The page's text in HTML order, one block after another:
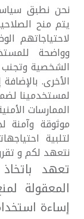
نحن نطبق
يتم منح
لاحتياجاتهم
وواضحة
الشخصية
الأخرى.
لمستخدمينا
الممارسات
موثوقة وآمنة
لتلبية
نتعهد لكم و
تعهد
المعقولة
إساءة